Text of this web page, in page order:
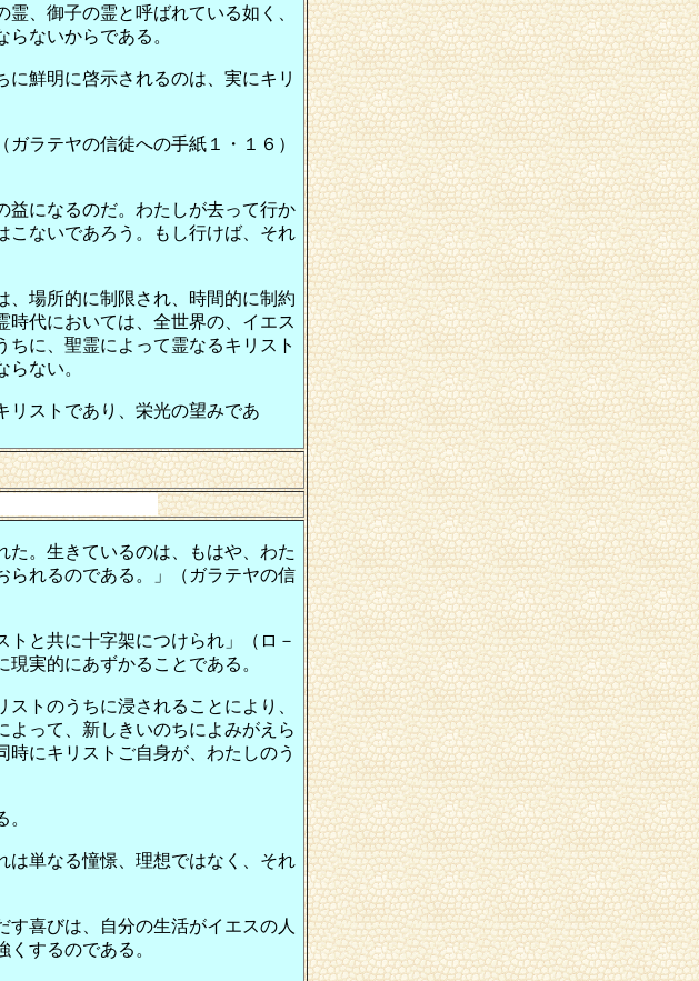
、御子の霊と呼ばれている如く、
ないからである。
鮮明に啓示されるのは、実にキリ
ガラテヤの信徒への手紙１・１６）
になるのだ。わたしが去って行か
こないであろう。もし行けば、それ
、場所的に制限され、時間的に制約
時代においては、全世界の、イエス
に、聖霊によって霊なるキリスト
ない。
ストであり、栄光の望みであ
。生きているのは、もはや、わた
られるのである。」（ガラテヤの信
と共に十字架につけられ」（ロ－
実的にあずかることである。
トのうちに浸されることにより、
よって、新しきいのちによみがえら
にキリストご自身が、わたしのう
は単なる憧憬、理想ではなく、それ
喜びは、自分の生活がイエスの人
するのである。